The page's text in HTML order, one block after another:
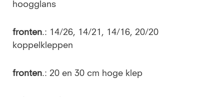
hoogglans
fronten.: 14/26, 14/21, 14/16, 20/20
koppelkleppen
fronten.: 20 en 30 cm hoge klep